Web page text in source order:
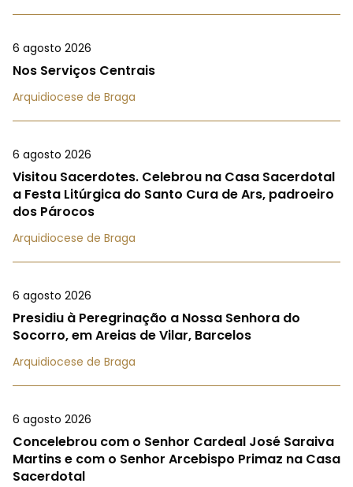
6 agosto 2026
Nos Serviços Centrais
Arquidiocese de Braga
6 agosto 2026
Visitou Sacerdotes. Celebrou na Casa Sacerdotal
a Festa Litúrgica do Santo Cura de Ars, padroeiro
dos Párocos
Arquidiocese de Braga
6 agosto 2026
Presidiu à Peregrinação a Nossa Senhora do
Socorro, em Areias de Vilar, Barcelos
Arquidiocese de Braga
6 agosto 2026
Concelebrou com o Senhor Cardeal José Saraiva
Martins e com o Senhor Arcebispo Primaz na Casa
Sacerdotal